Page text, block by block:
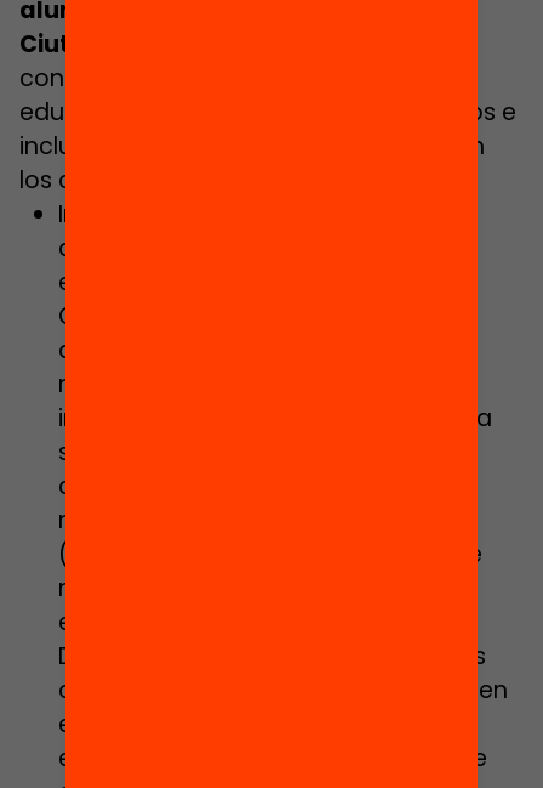
alumno se quede atrás
Ciutadans:
contempla el reto de reforzar el apoyo
educativo en los centros desfavorecidos e
incluye propuestas, poniendo el foco en
los centros de educación especial:
Incrementaremos los recursos
destinados a centros de educación
especial tras años de desatención.
Garantizaremos que esos centros
dispongan de todos los recursos
necesarios, como, por ejemplo,
intérpretes de lengua de signos, para
seguir ofreciendo una atención de
calidad a todos los alumnos con
necesidades educativas especiales
(ACNEES), sobre todo a aquellos que
necesitan una atención muy
especializada e individualizada.
Defenderemos la existencia de estos
centros dentro de un sistema mixto en
el que las familias puedan escoger
entre la escolarización en centros de